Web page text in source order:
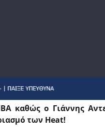
καθώς ο Γιάννης
των Heat!